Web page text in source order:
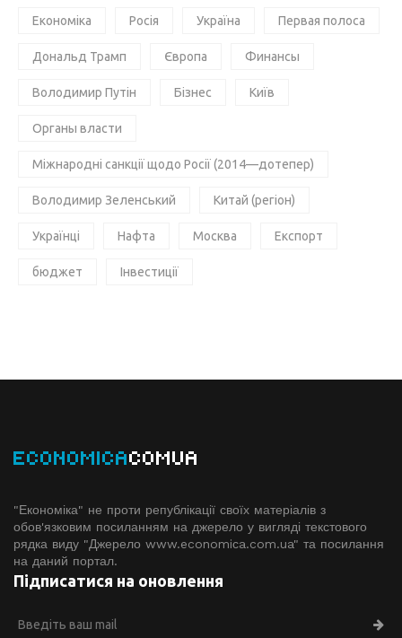
Економіка Росія Україна Первая полоса
Дональд Трамп Європа Финансы
Володимир Путін Бізнес Київ
Органы власти
Міжнародні санкції щодо Росії (2014—дотепер)
Володимир Зеленський Китай (регіон)
Українці Нафта Москва Експорт
бюджет Інвестиції
ECONOMICACOMUA
"Економіка" не проти републікації своїх матеріалів з
обов'язковим посиланням на джерело у вигляді текстового
рядка виду "Джерело www.economiсa.com.ua" та посилання
на даний портал.
Підписатися на оновлення